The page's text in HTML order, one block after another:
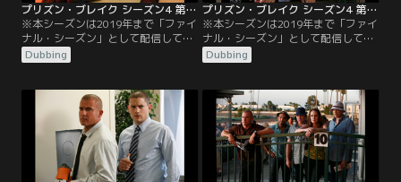
プリズン・ブレイク シーズン4 第03話／吹替
※本シーズンは2019年まで「ファイ
ナル・シーズン」として配信してい
ました／吹替／第03話 シャットダウ
ン ／マイケルとチームは、1日で次
刑務所に逆戻りに。マホーンはサラ
の居場所を聞き出そうとするワイア
ットに報復。ティーバッグは新しい
自分と未来への扉を見つける。
Dubbing
プリズン・ブレイク シーズン4 第04話／吹替
※本シーズンは2019年まで「ファイ
ナル・シーズン」として配信してい
ました／吹替／第04話 ワシと天使／
マイケル、リンカーン、スクレの3
ために警察に潜入しなければならな
くなる。サラは新たな死に直面し、
昔の習慣に戻ってしまう。ティーバ
ッグは新しい仕事を始めて昔の友人
に遭遇し、ある疑念を抱く。
Dubbing